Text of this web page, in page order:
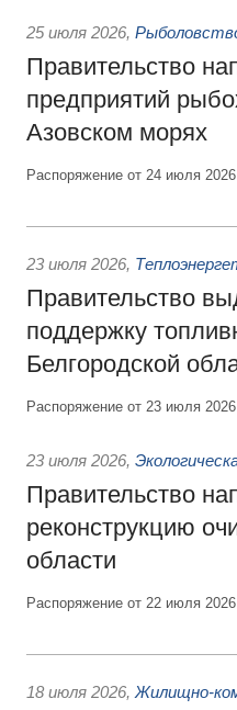
25 июля 2026,
Правительство
предприятий
Азовском морях
Распоряжение от 24 июля
23 июля 2026,
Правительство
поддержку
Белгородской
Распоряжение от 23 июля
23 июля 2026,
Правительство
реконструкцию
области
Распоряжение от 22 июля
18 июля 2026, Жилищно-